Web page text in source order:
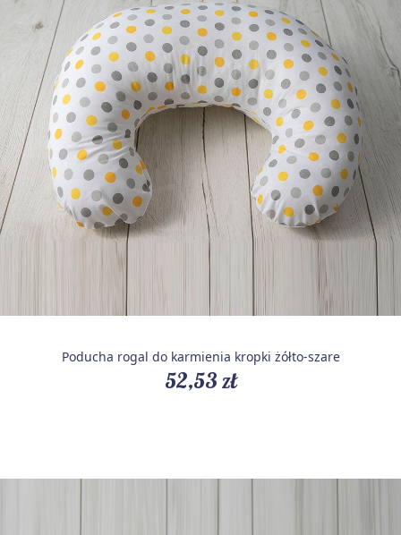
Poducha rogal do karmienia kropki żółto-szare
52,53 zł